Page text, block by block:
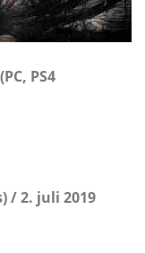
(PC, PS4
/ 2. juli 2019